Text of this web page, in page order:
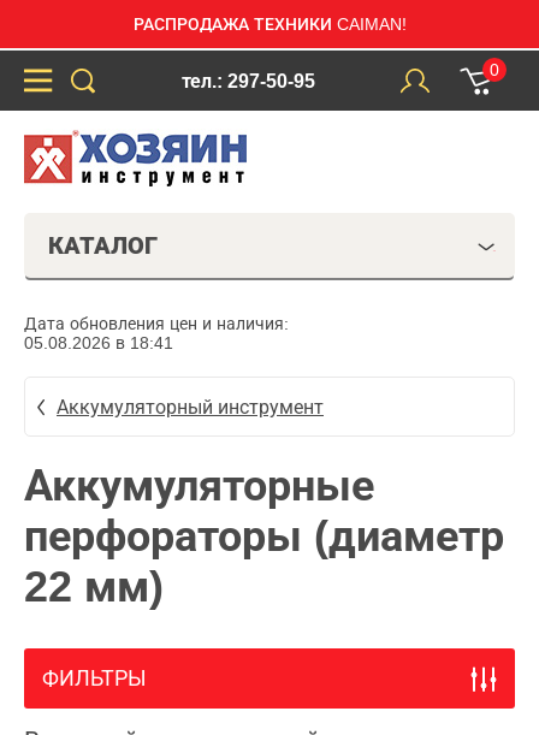
РАСПРОДАЖА ТЕХНИКИ CAIMAN!
тел.: 297-50-95
0
КАТАЛОГ
Дата обновления цен и наличия:
05.08.2026 в 18:41
Аккумуляторный инструмент
Аккумуляторные
перфораторы (диаметр
22 мм)
ФИЛЬТРЫ